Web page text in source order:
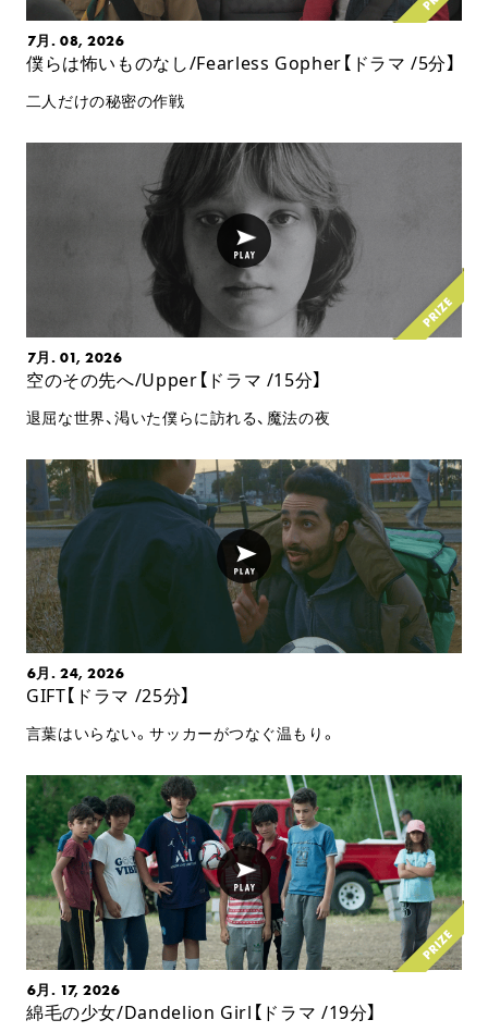
7月. 08, 2026
僕らは怖いものなし/Fearless Gopher【ドラマ /5分】
二人だけの秘密の作戦
7月. 01, 2026
空のその先へ/Upper【ドラマ /15分】
退屈な世界、渇いた僕らに訪れる、魔法の夜
6月. 24, 2026
GIFT【ドラマ /25分】
言葉はいらない。サッカーがつなぐ温もり。
6月. 17, 2026
綿毛の少女/Dandelion Girl【ドラマ /19分】